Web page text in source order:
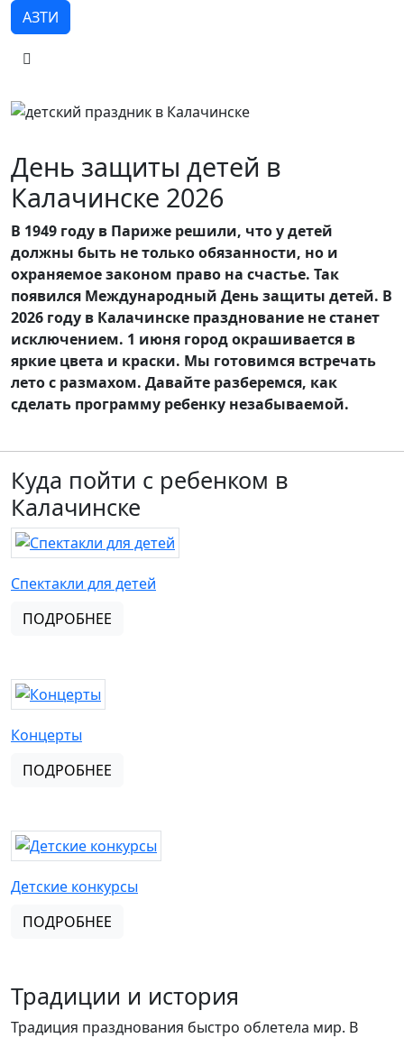
АЗТИ
День защиты детей в
Калачинске 2026
В 1949 году в Париже решили, что у детей
должны быть не только обязанности, но и
охраняемое законом право на счастье. Так
появился Международный День защиты детей. В
2026 году в Калачинске празднование не станет
исключением. 1 июня город окрашивается в
яркие цвета и краски. Мы готовимся встречать
лето с размахом. Давайте разберемся, как
сделать программу ребенку незабываемой.
Куда пойти с ребенком в
Калачинске
Спектакли для детей
ПОДРОБНЕЕ
Концерты
ПОДРОБНЕЕ
Детские конкурсы
ПОДРОБНЕЕ
Традиции и история
Традиция празднования быстро облетела мир. В